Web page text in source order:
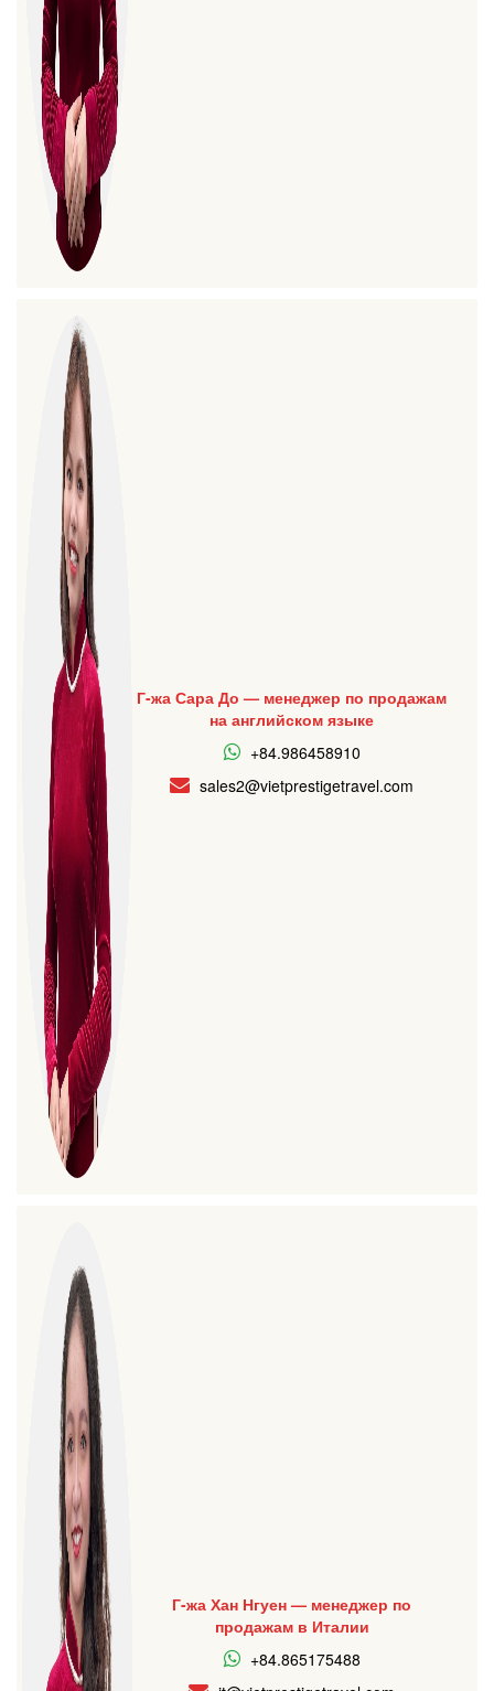
Г-жа Сара До — менеджер по продажам
на английском языке
+84.986458910
sales2@vietprestigetravel.com
Г-жа Хан Нгуен — менеджер по
продажам в Италии
+84.865175488